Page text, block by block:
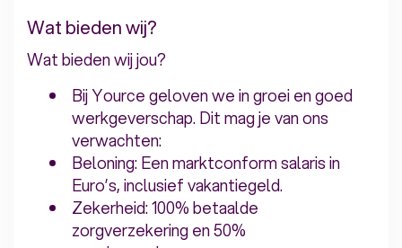
Wat bieden wij?
Wat bieden wij jou?
Bij Yource geloven we in groei en goed
werkgeverschap. Dit mag je van ons
verwachten:
Beloning: Een marktconform salaris in
Euro’s, inclusief vakantiegeld.
Zekerheid: 100% betaalde
zorgverzekering en 50%